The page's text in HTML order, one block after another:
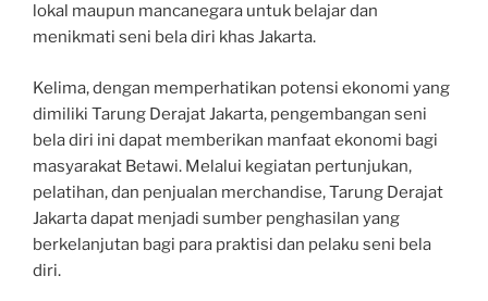
lokal maupun mancanegara untuk belajar dan
menikmati seni bela diri khas Jakarta.
Kelima, dengan memperhatikan potensi ekonomi yang
dimiliki Tarung Derajat Jakarta, pengembangan seni
bela diri ini dapat memberikan manfaat ekonomi bagi
masyarakat Betawi. Melalui kegiatan pertunjukan,
pelatihan, dan penjualan merchandise, Tarung Derajat
Jakarta dapat menjadi sumber penghasilan yang
berkelanjutan bagi para praktisi dan pelaku seni bela
diri.